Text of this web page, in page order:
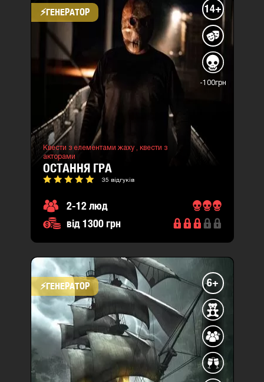
⚡​ГЕНЕРАТОР 14+
-100грн
Квести з елементами жаху , квести з
акторами
ОСТАННЯ ГРА
35 відгуків
2-12 люд
від 1300 грн
⚡​ГЕНЕРАТОР 6+